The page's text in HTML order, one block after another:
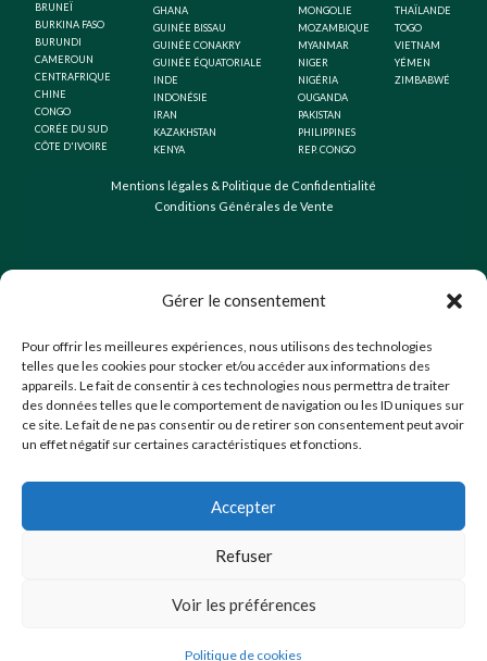
Gérer le consentement
Pour offrir les meilleures expériences, nous utilisons des technologies
telles que les cookies pour stocker et/ou accéder aux informations des
appareils. Le fait de consentir à ces technologies nous permettra de traiter
des données telles que le comportement de navigation ou les ID uniques sur
ce site. Le fait de ne pas consentir ou de retirer son consentement peut avoir
un effet négatif sur certaines caractéristiques et fonctions.
Accepter
Refuser
Voir les préférences
Politique de cookies
BRUNEÏ
BURKINA FASO
BURUNDI
CAMEROUN
CENTRAFRIQUE
CHINE
CONGO
CORÉE DU SUD
CÔTE D'IVOIRE
GHANA
GUINÉE BISSAU
GUINÉE CONAKRY
GUINÉE ÉQUATORIALE
INDE
INDONÉSIE
IRAN
KAZAKHSTAN
KENYA
MONGOLIE
MOZAMBIQUE
MYANMAR
NIGER
NIGÉRIA
OUGANDA
PAKISTAN
PHILIPPINES
REP. CONGO
THAÏLANDE
TOGO
VIETNAM
YÉMEN
ZIMBABWÉ
Mentions légales & Politique de Confidentialité
Conditions Générales de Vente